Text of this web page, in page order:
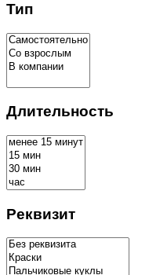
Тип
Длительность
Реквизит